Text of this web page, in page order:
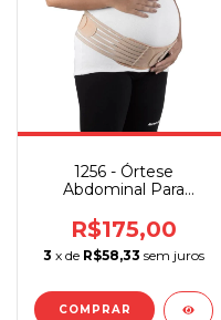
1256 - Órtese
Abdominal Para
R$175,00
3 x de R$58,33 sem juros
COMPRAR